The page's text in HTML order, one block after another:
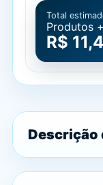
Total
Produtos
R$
Descrição